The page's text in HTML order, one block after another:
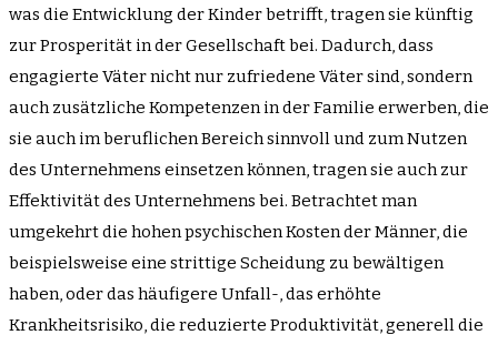
was die Entwicklung der Kinder betrifft, tragen sie künftig
zur Prosperität in der Gesellschaft bei. Dadurch, dass
engagierte Väter nicht nur zufriedene Väter sind, sondern
auch zusätzliche Kompetenzen in der Familie erwerben, die
sie auch im beruflichen Bereich sinnvoll und zum Nutzen
des Unternehmens einsetzen können, tragen sie auch zur
Effektivität des Unternehmens bei. Betrachtet man
umgekehrt die hohen psychischen Kosten der Männer, die
beispielsweise eine strittige Scheidung zu bewältigen
haben, oder das häufigere Unfall-, das erhöhte
Krankheitsrisiko, die reduzierte Produktivität, generell die